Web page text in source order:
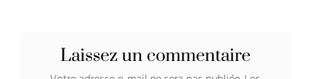
Laissez un commentaire